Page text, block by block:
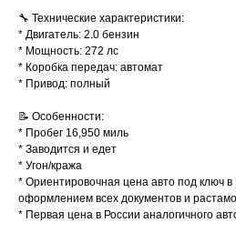
🔧 Технические характеристики:
* Двигатель: 2.0 бензин
* Мощность: 272 лс
* Коробка передач: автомат
* Привод: полный
📝 Особенности:
* Пробег 16,950 миль
* Заводится и едет
* Угон/кража
* Ориентировочная цена авто под ключ
оформлением всех документов и
* Первая цена в России аналогичного